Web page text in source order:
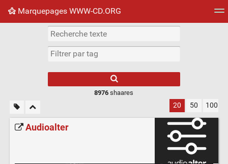
Marquepages WWW-CD.ORG
Nuage de tags Mur d'images
8976 shaares
20 50 100
Audioalter